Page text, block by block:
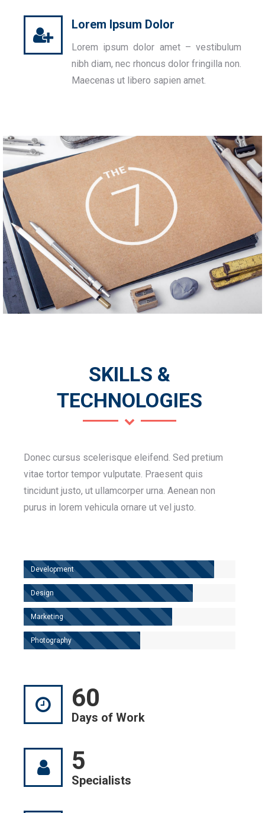
Lorem Ipsum Dolor
Lorem ipsum dolor amet – vestibulum
nibh diam, nec rhoncus dolor fringilla non.
Maecenas ut libero sapien amet.
SKILLS &
TECHNOLOGIES
Donec cursus scelerisque eleifend. Sed pretium
vitae tortor tempor vulputate. Praesent quis
tincidunt justo, ut ullamcorper urna. Aenean non
purus in lorem vehicula ornare ut vel justo.
Development
Design
Marketing
Photography
60
Days of Work
5
Specialists